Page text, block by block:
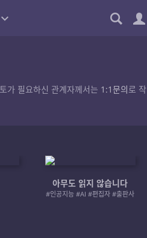
가 필요하신 관계자께서는 1:1문의로 작
아무도 읽지 않습니다
#인공지능 #AI #편집자 #출판사